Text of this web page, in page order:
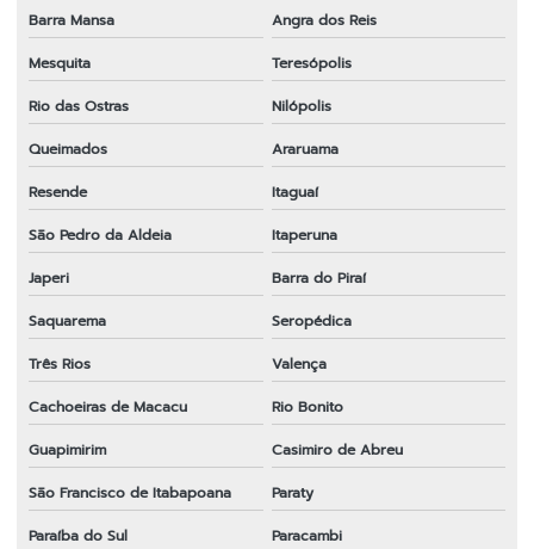
Lâmina para roçadeira importada
Lâmina para roçadeira lira
Lâmina para roçadeira nakashi
Lâmina de roçadeira preço
Lâmina para roçadeira em sp
Lâmina para roçadeira stihl
Lâmina para roçadeira tekna
Lâmina para roçadeira terra
Lâmina para roçadeira toyama
Lâmina para roçadeira vulcan
Melhor fio de nylon para roçadeira
Barra Mansa
Angra dos Reis
Mesquita
Teresópolis
Rio das Ostras
Nilópolis
Queimados
Araruama
Resende
Itaguaí
São Pedro da Aldeia
Itaperuna
Japeri
Barra do Piraí
Saquarema
Seropédica
Três Rios
Valença
Cachoeiras de Macacu
Rio Bonito
Guapimirim
Casimiro de Abreu
São Francisco de Itabapoana
Paraty
Paraíba do Sul
Paracambi